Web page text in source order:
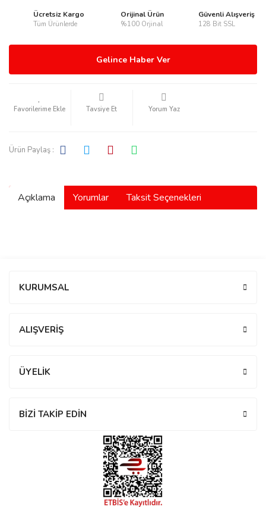
Ücretsiz Kargo
Tüm Ürünlerde
Orijinal Ürün
%100 Orjinal
Güvenli Alışveriş
128 Bit SSL
Gelince Haber Ver
Tavsiye Et Yorum Yaz
Ürün Paylaş :
Açıklama Yorumlar Taksit Seçenekleri
KURUMSAL
ALIŞVERİŞ
ÜYELİK
BİZİ TAKİP EDİN